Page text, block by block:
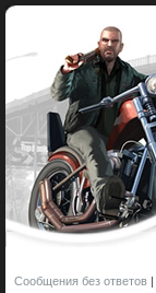
Сообщения без ответов |